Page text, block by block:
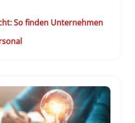
So finden Unternehmen